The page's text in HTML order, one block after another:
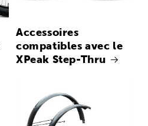
Accessoires
compatibles avec le
XPeak Step-Thru